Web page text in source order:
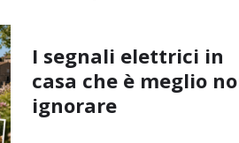
I segnali elettrici in
casa che è meglio
ignorare